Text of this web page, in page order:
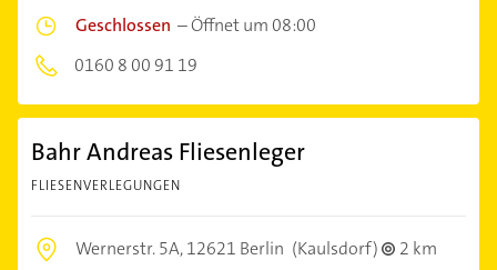
Geschlossen –Öffnet um 08:00
0160 8 00 91 19
Bahr Andreas Fliesenleger
FLIESENVERLEGUNGEN
Wernerstr. 5A,12621 Berlin (Kaulsdorf)
2 km